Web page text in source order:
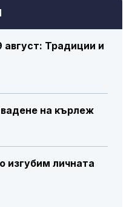
август: Традиции и
на кърлеж
изгубим личната